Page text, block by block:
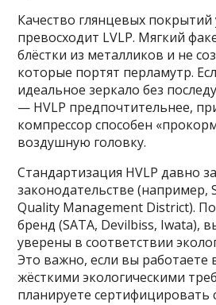
Качество глянцевых покрытий
превосходит LVLP. Мягкий
блёстки из металликов и не
которые портят перламутр.
идеальное зеркало без
— HVLP предпочтительнее,
компрессор способен
воздушную головку.
Стандартизация HVLP давно
законодательстве (например,
Quality Management District).
бренд (SATA, Devilbiss, Iwata),
уверены в соответствии
Это важно, если вы работаете
жёсткими экологическими
планируете сертифицировать